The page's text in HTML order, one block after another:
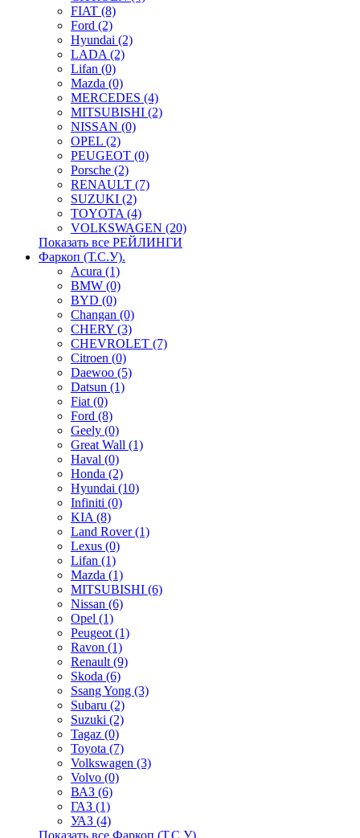
FIAT (8)
Ford (2)
Hyundai (2)
LADA (2)
Lifan (0)
Mazda (0)
MERCEDES (4)
MITSUBISHI (2)
NISSAN (0)
OPEL (2)
PEUGEOT (0)
Porsche (2)
RENAULT (7)
SUZUKI (2)
TOYOTA (4)
VOLKSWAGEN (20)
Показать все РЕЙЛИНГИ
Фаркоп (Т.С.У).
Acura (1)
BMW (0)
BYD (0)
Changan (0)
CHERY (3)
CHEVROLET (7)
Citroen (0)
Daewoo (5)
Datsun (1)
Fiat (0)
Ford (8)
Geely (0)
Great Wall (1)
Haval (0)
Honda (2)
Hyundai (10)
Infiniti (0)
KIA (8)
Land Rover (1)
Lexus (0)
Lifan (1)
Mazda (1)
MITSUBISHI (6)
Nissan (6)
Opel (1)
Peugeot (1)
Ravon (1)
Renault (9)
Skoda (6)
Ssang Yong (3)
Subaru (2)
Suzuki (2)
Tagaz (0)
Toyota (7)
Volkswagen (3)
Volvo (0)
ВАЗ (6)
ГАЗ (1)
УАЗ (4)
Показать все Фаркоп (Т.С.У).